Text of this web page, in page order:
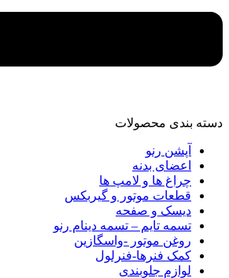
دسته‌ بندی محصولات
آپشن رنو
اعضای بدنه
چراغ ها و لامپ ها
قطعات موتور و گیربکس
دیسک و صفحه
تسمه تایم – تسمه دینام رنو
روغن موتور -واسگازین
کمک فنرها-فنرلول
لوازم جلوبندی